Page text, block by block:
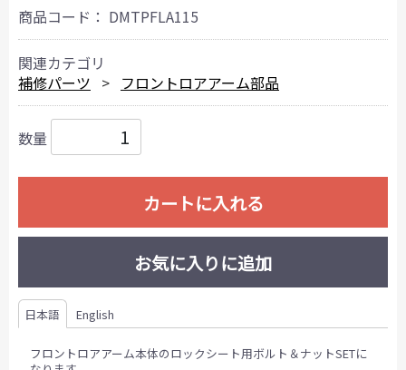
商品コード： DMTPFLA115
関連カテゴリ
補修パーツ
フロントロアアーム部品
数量
カートに入れる
お気に入りに追加
日本語 English
フロントロアアーム本体のロックシート用ボルト＆ナットSETに